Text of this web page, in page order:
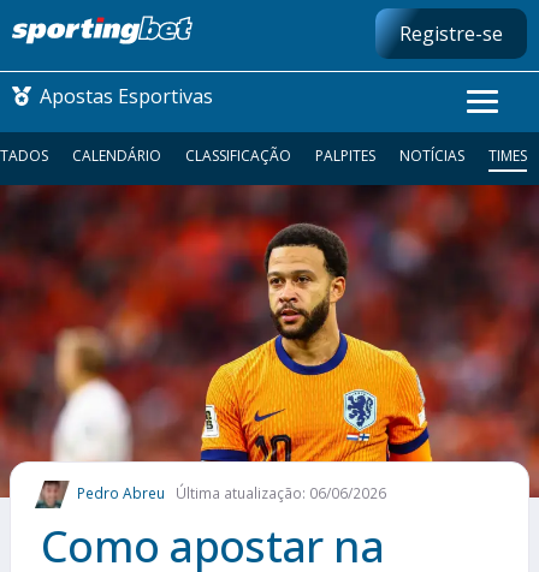
Registre-se
Apostas Esportivas
CONMEBOL LIBERTADORES
FUTEBOL NACIONAL
FUTEBOL INTERNACIONAL
COMO APOSTAR
MAIS ESPORTES
CALENDÁRIO CLASSIFICAÇÃO PALPITES NOTÍCIAS TIMES
Pedro Abreu Última atualização: 06/06/2026
Como apostar na